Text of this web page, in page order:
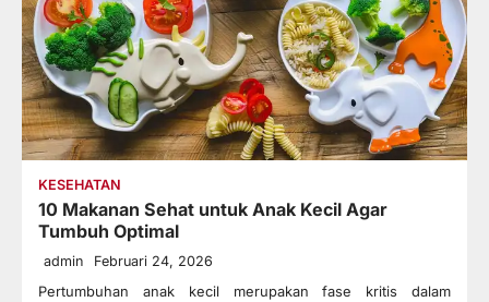
KESEHATAN
10 Makanan Sehat untuk Anak Kecil Agar
Tumbuh Optimal
admin Februari 24, 2026
Pertumbuhan anak kecil merupakan fase kritis dalam